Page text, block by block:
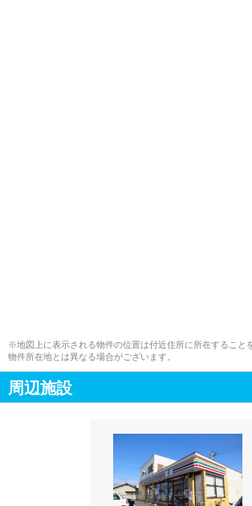
※地図上に表示される物件の位置は付近住所に所在すること
物件所在地とは異なる場合がございます。
周辺施設